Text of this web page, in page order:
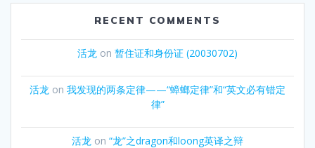
RECENT COMMENTS
活龙 on 暂住证和身份证 (20030702)
活龙 on 我发现的两条定律——“蟑螂定律”和“英文必有错定
律”
活龙 on “龙”之dragon和loong英译之辩